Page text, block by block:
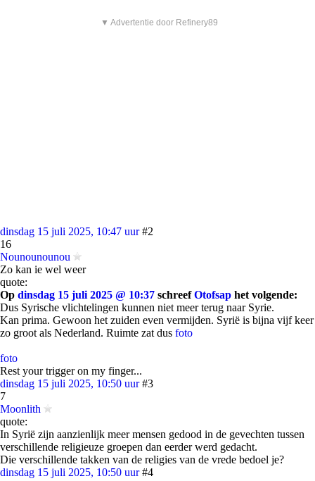
▼ Advertentie door Refinery89
dinsdag 15 juli 2025, 10:47 uur #2
16
Nounounounou
Zo kan ie wel weer
quote:
Op dinsdag 15 juli 2025 @ 10:37 schreefOtofsap het volgende:
Dus Syrische vlichtelingen kunnen niet meer terug naar Syrie.
Kan prima. Gewoon het zuiden even vermijden. Syrië is bijna vijf keer
zo groot als Nederland. Ruimte zat dus foto
foto
Rest your trigger on my finger...
dinsdag 15 juli 2025, 10:50 uur #3
7
Moonlith
quote:
In Syrië zijn aanzienlijk meer mensen gedood in de gevechten tussen
verschillende religieuze groepen dan eerder werd gedacht.
Die verschillende takken van de religies van de vrede bedoel je?
dinsdag 15 juli 2025, 10:50 uur #4